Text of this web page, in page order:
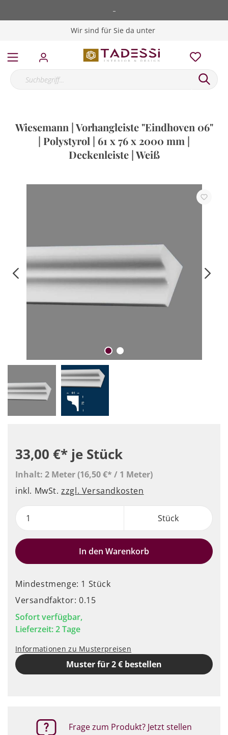
-
Wir sind für Sie da unter
Wiesemann | Vorhangleiste "Eindhoven 06"
| Polystyrol | 61 x 76 x 2000 mm |
Deckenleiste | Weiß
33,00 €* je Stück
Inhalt: 2 Meter(16,50 €* / 1 Meter)
inkl. MwSt.zzgl. Versandkosten
Stück
In den Warenkorb
Mindestmenge: 1 Stück
Versandfaktor: 0.15
Sofort verfügbar,
Lieferzeit: 2 Tage
Informationen zu Musterpreisen
Muster für 2 € bestellen
Frage zum Produkt? Jetzt stellen